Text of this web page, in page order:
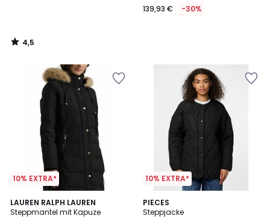
4,5
/
139,93 € -30%
10% EXTRA*
LAUREN RALPH LAUREN
Steppmantel mit Kapuze
4,5
/ 5
2
Farben
10% EXTRA*
PIECES
Steppjacke
4
/